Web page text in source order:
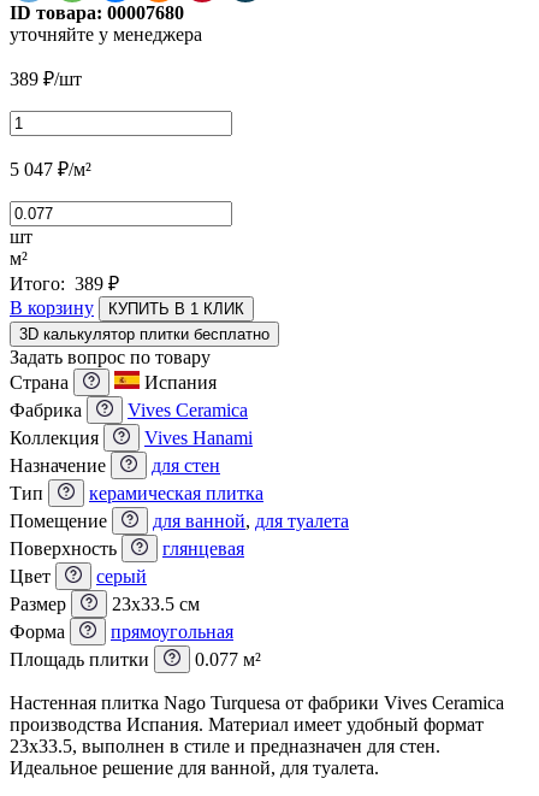
ID товара: 00007680
уточняйте у менеджера
389 ₽/шт
5 047 ₽/м²
шт
м²
Итого: 389 ₽
В корзину
КУПИТЬ В 1 КЛИК
3D калькулятор плитки бесплатно
Задать вопрос по товару
Страна
Испания
Фабрика
Vives Ceramica
Коллекция
Vives Hanami
Назначение
для стен
Тип
керамическая плитка
Помещение
для ванной, для туалета
Поверхность
глянцевая
Цвет
серый
Размер
23x33.5 см
Форма
прямоугольная
Площадь плитки
0.077 м²
Настенная плитка Nago Turquesa от фабрики Vives Ceramica
производства Испания. Материал имеет удобный формат
23x33.5, выполнен в стиле и предназначен для стен.
Идеальное решение для ванной, для туалета.